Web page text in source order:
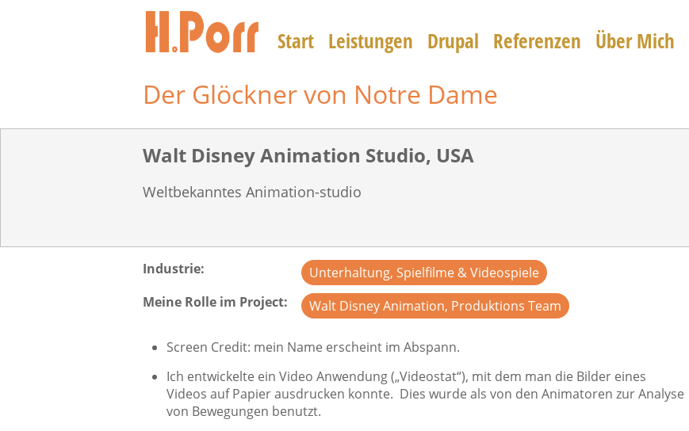
Start Leistungen Drupal Referenzen Über Mich
Der Glöckner von Notre Dame
Walt Disney Animation Studio, USA
Weltbekanntes Animation-studio
Industrie
Unterhaltung, Spielfilme & Videospiele
Meine Rolle im Project
Walt Disney Animation, Produktions Team
Screen Credit: mein Name erscheint im Abspann.
Ich entwickelte ein Video Anwendung („Videostat“), mit dem man die Bilder eines
Videos auf Papier ausdrucken konnte. Dies wurde als von den Animatoren zur Analyse
von Bewegungen benutzt.